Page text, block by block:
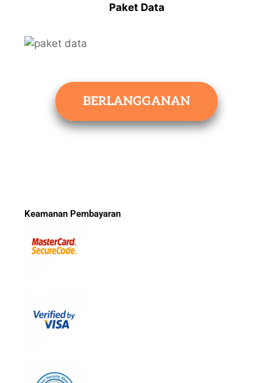
Paket Data
BERLANGGANAN
Keamanan Pembayaran